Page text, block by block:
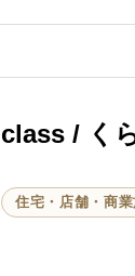
class / く
住宅・店舗・商